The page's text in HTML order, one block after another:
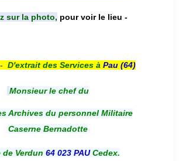
sur la photo, pour voir le lieu -
D'extrait des Services à Pau (64)
Monsieur le chef du
Archives du personnel Militaire
Caserne Bernadotte
de Verdun 64 023 PAUCedex.